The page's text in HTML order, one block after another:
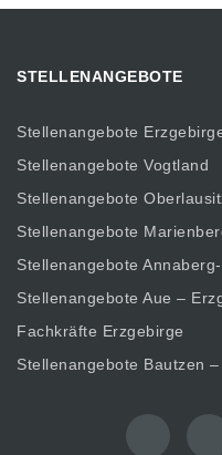
STELLENANGEBOTE
Stellenangebote
Stellenangebote Vogtland
Stellenangebote
Stellenangebote
Stellenangebote
Stellenangebote Aue –
Fachkräfte Erzgebirge
Stellenangebote Bautzen